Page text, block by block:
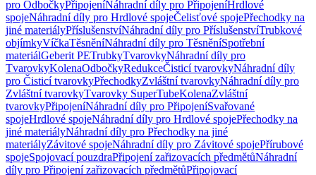
pro OdbočkyPřipojeníNáhradní díly pro PřipojeníHrdlové
spojeNáhradní díly pro Hrdlové spojeČelisťové spojePřechodky na
jiné materiályPříslušenstvíNáhradní díly pro PříslušenstvíTrubkové
objímkyVíčkaTěsněníNáhradní díly pro TěsněníSpotřební
materiálGeberit PETrubkyTvarovkyNáhradní díly pro
TvarovkyKolenaOdbočkyRedukceČisticí tvarovkyNáhradní díly
pro Čisticí tvarovkyPřechodkyZvláštní tvarovkyNáhradní díly pro
Zvláštní tvarovkyTvarovky SuperTubeKolenaZvláštní
tvarovkyPřipojeníNáhradní díly pro PřipojeníSvařované
spojeHrdlové spojeNáhradní díly pro Hrdlové spojePřechodky na
jiné materiályNáhradní díly pro Přechodky na jiné
materiályZávitové spojeNáhradní díly pro Závitové spojePřírubové
spojeSpojovací pouzdraPřipojení zařizovacích předmětůNáhradní
díly pro Připojení zařizovacích předmětůPřipojovací